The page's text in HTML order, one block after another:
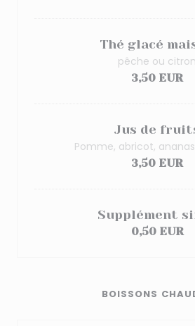
Thé glacé
pêche ou citron
3,50 EUR
Jus de
Pomme, abricot,
3,50 EUR
Supplément
0,50 EUR
BOISSONS